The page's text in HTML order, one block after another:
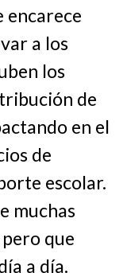
encarece
a los
los
de
en el
de
escolar.
muchas
que
a día.